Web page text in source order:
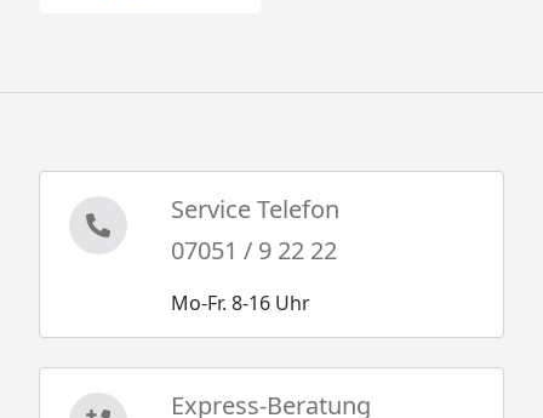
Service Telefon
07051 / 9 22 22
Mo-Fr. 8-16 Uhr
Express-Beratung